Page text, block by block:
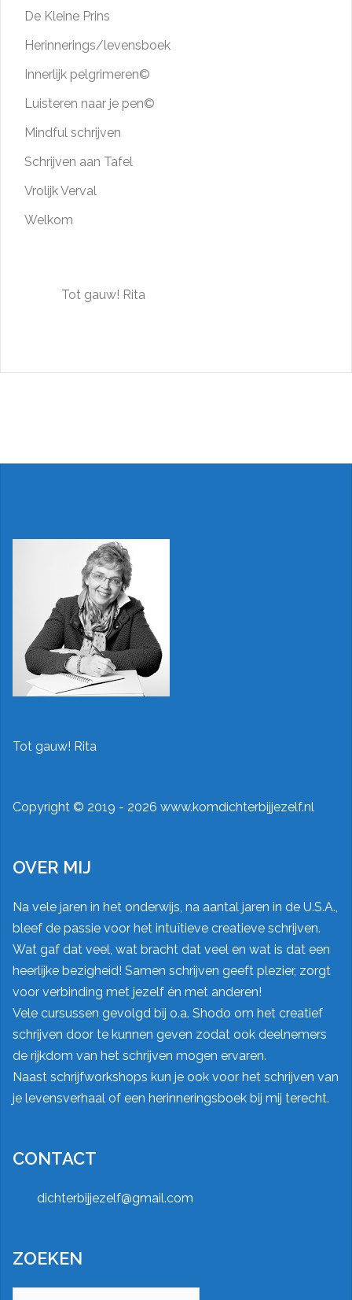
De Kleine Prins
Herinnerings/levensboek
Innerlijk pelgrimeren©
Luisteren naar je pen©
Mindful schrijven
Schrijven aan Tafel
Vrolijk Verval
Welkom
Tot gauw! Rita
Tot gauw! Rita
Copyright © 2019 - 2026 www.komdichterbijjezelf.nl
OVER MIJ
Na vele jaren in het onderwijs, na aantal jaren in de U.S.A.,
bleef de passie voor het intuïtieve creatieve schrijven.
Wat gaf dat veel, wat bracht dat veel en wat is dat een
heerlijke bezigheid! Samen schrijven geeft plezier, zorgt
voor verbinding met jezelf én met anderen!
Vele cursussen gevolgd bij o.a. Shodo om het creatief
schrijven door te kunnen geven zodat ook deelnemers
de rijkdom van het schrijven mogen ervaren.
Naast schrijfworkshops kun je ook voor het schrijven van
je levensverhaal of een herinneringsboek bij mij terecht.
CONTACT
dichterbijjezelf@gmail.com
ZOEKEN